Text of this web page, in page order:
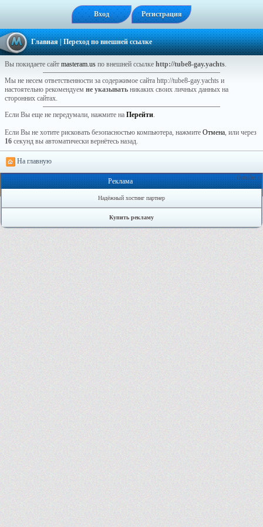
Вход Регистрация
Главная| Переход по внешней ссылке
Вы покидаете сайт masteram.us по внешней ссылке http://tube8-gay.yachts.
Мы не несем ответственности за содержимое сайта http://tube8-gay.yachts и
настоятельно рекомендуем не указывать никаких своих личных данных на
сторонних сайтах.
Если Вы еще не передумали, нажмите на Перейти.
Если Вы не хотите рисковать безопасностью компьютера, нажмите Отмена, или через
16 секунд вы автоматически вернётесь назад.
На главную
Онлайн: 0
Реклама
Надёжный хостинг партнер
Купить рекламу